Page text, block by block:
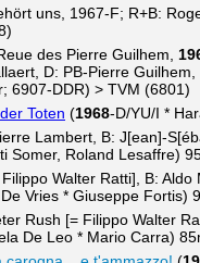
uns, 1967-F; R+B:
des Pierre Guilhem,
D: PB-Pierre
6907-DDR) > TVM (6801)
Toten (1968-D/YU/I *
Lambert, B: J[ean]-
Somer, Roland Lesaffre)
Walter Ratti], B:
Vries * Giuseppe Fortis)
Rush [= Filippo Walter
De Leo * Mario Carra)